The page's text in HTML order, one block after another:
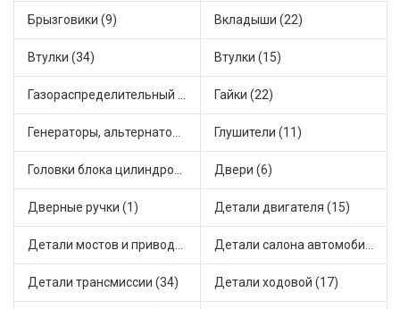
Брызговики (9) Вкладыши (22)
Втулки (34) Втулки (15)
Газораспределительный механизм (1) Гайки (22)
Генераторы, альтернаторы и комплектующие (35) Глушители (11)
Головки блока цилиндров (2) Двери (6)
Дверные ручки (1) Детали двигателя (15)
Детали мостов и привода трансмиссии (55) Детали салона автомобиля (30)
Детали трансмиссии (34) Детали ходовой (17)